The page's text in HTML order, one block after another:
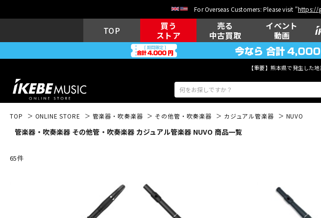
For Overseas Customers: Please visit "https://
TOP
買う
ストア
売る
中古買取
イベント
動画
【重要】熊本県で発生した
エレキギター アコギ/エレ
管楽器
TOP ONLINE STORE 管楽器・吹奏楽器 その他管・吹奏楽器 カジュアル管楽器 NUVO
管楽器・吹奏楽器 その他管・吹奏楽器 カジュアル管楽器 NUVO 商品一覧
65件